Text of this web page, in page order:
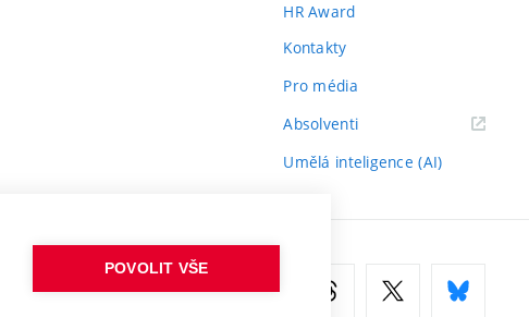
HR Award
Kontakty
Pro média
Absolventi(externí
Umělá inteligence (AI)
POVOLIT VŠE